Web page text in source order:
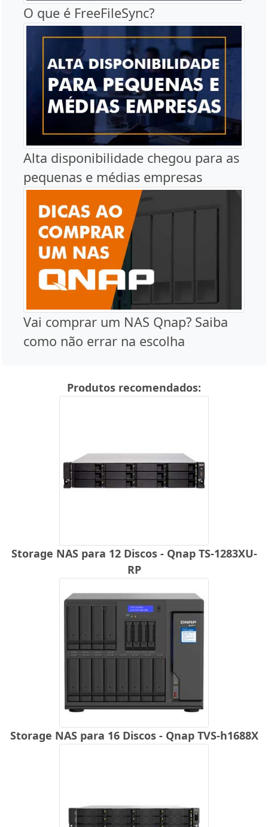
O que é FreeFileSync?
Alta disponibilidade chegou para as
pequenas e médias empresas
Vai comprar um NAS Qnap? Saiba
como não errar na escolha
Produtos recomendados:
Storage NAS para 12 Discos - Qnap TS-1283XU-
RP
Storage NAS para 16 Discos - Qnap TVS-h1688X